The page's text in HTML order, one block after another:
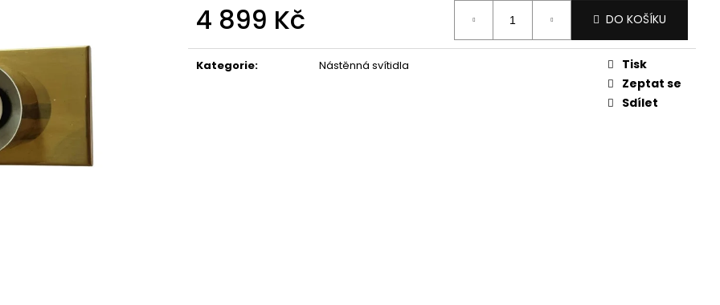
4 899 Kč
cena:
DO KOŠÍKU
Kategorie: Nástěnná svítidla
Tisk
Zeptat se
Sdílet